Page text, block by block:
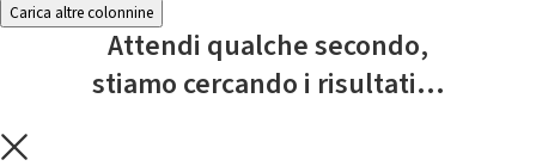
Carica altre colonnine
Attendi qualche secondo,
stiamo cercando i risultati...